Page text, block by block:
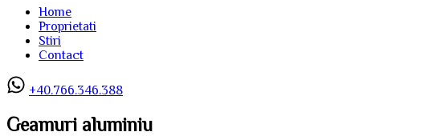
Home
Proprietati
Stiri
Contact
+40.766.346.388
Geamuri aluminiu